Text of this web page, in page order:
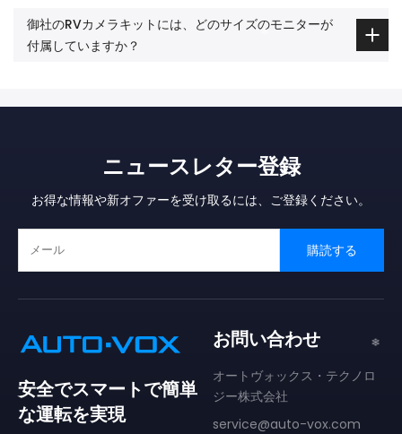
御社のRVカメラキットには、どのサイズのモニターが
付属していますか？
ニュースレター登録
お得な情報や新オファーを受け取るには、ご登録ください。
購読する
安全でスマートで簡単
な運転を実現
お問い合わせ
オートヴォックス・テクノロ
ジー株式会社
service@auto-vox.com